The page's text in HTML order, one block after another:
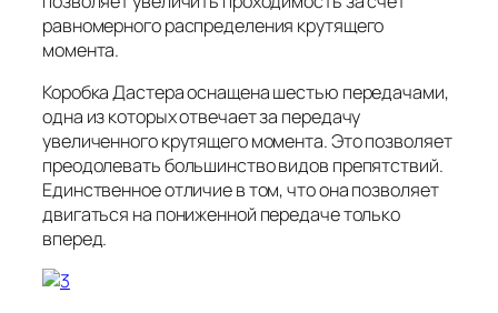
равномерного распределения крутящего
момента.
Коробка Дастера оснащена шестью передачами,
одна из которых отвечает за передачу
увеличенного крутящего момента. Это позволяет
преодолевать большинство видов препятствий.
Единственное отличие в том, что она позволяет
двигаться на пониженной передаче только
вперед.